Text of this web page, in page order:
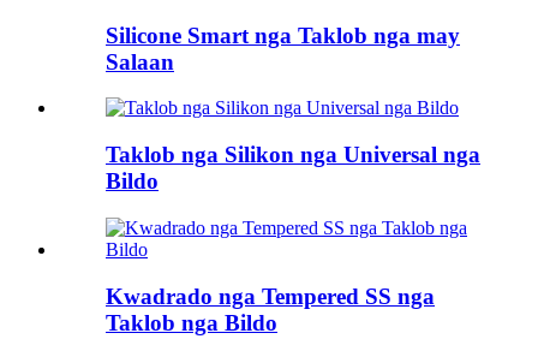
Silicone Smart nga Taklob nga may
Salaan
Taklob nga Silikon nga Universal nga
Bildo
Kwadrado nga Tempered SS nga
Taklob nga Bildo